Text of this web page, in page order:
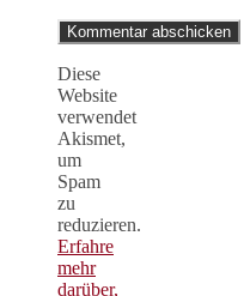
Diese
Website
verwendet
Akismet,
um
Spam
zu
reduzieren.
Erfahre
mehr
darüber,